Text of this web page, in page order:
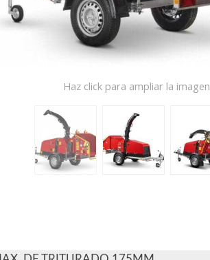
Haz click para ampliar la imagen